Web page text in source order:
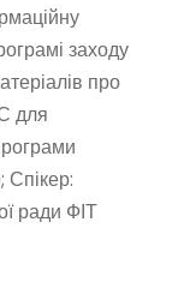
заходу
про
для
Спікер:
ради ФІТ